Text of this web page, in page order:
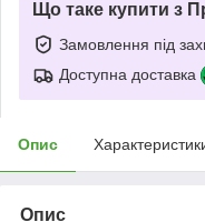
Що таке купити з
Замовлення під
Доступна доставка
Опис
Опис